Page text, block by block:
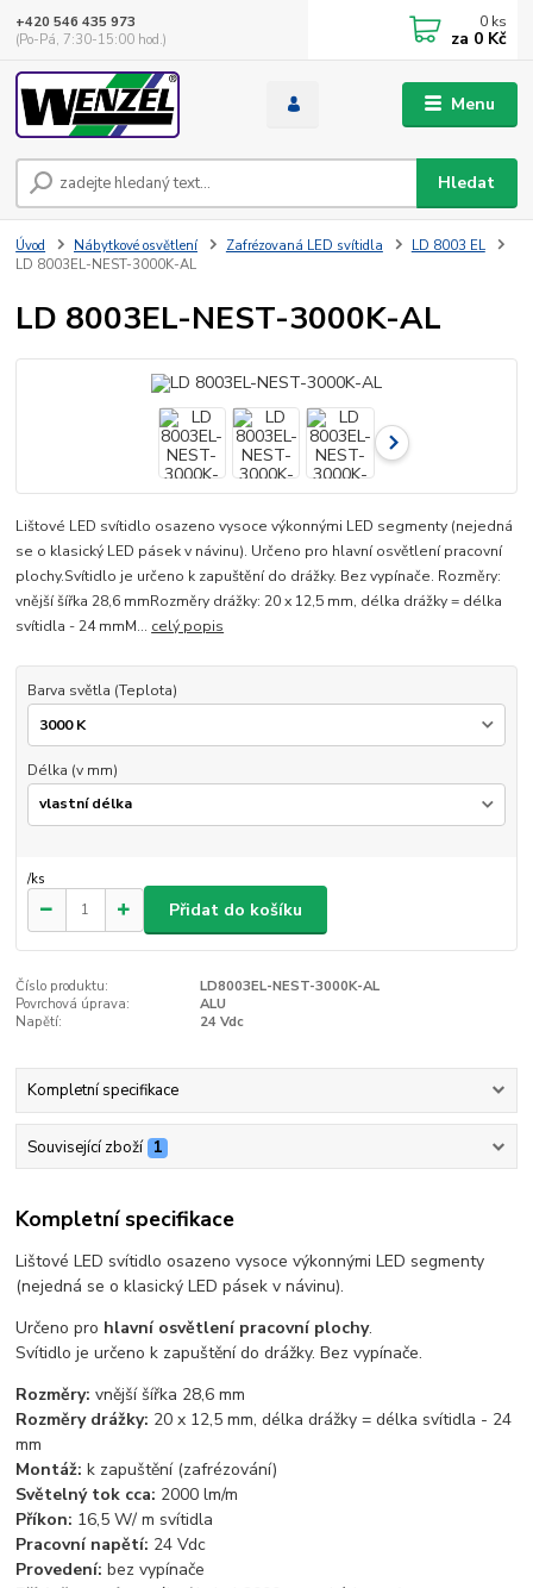
Menu
Hledat
+420 546 435 973
(Po-Pá, 7:30-15:00 hod.)
0 ks
za 0 Kč
Úvod Nábytkové osvětlení Zafrézovaná LED svítidla
LD 8003 EL
LD 8003EL-NEST-3000K-AL
LD 8003EL-NEST-3000K-AL
Lištové LED svítidlo osazeno vysoce výkonnými LED segmenty (nejedná
se o klasický LED pásek v návinu). Určeno pro hlavní osvětlení pracovní
plochy.Svítidlo je určeno k zapuštění do drážky. Bez vypínače. Rozměry:
vnější šířka 28,6 mmRozměry drážky: 20 x 12,5 mm, délka drážky = délka
svítidla - 24 mmM... celý popis
Barva světla (Teplota)
Délka (v mm)
/ks
Přidat do košíku
Číslo produktu:
LD8003EL-NEST-3000K-AL
Povrchová úprava:
ALU
Napětí:
24 Vdc
Kompletní specifikace
Související zboží 1
Kompletní specifikace
Lištové LED svítidlo osazeno vysoce výkonnými LED segmenty
(nejedná se o klasický LED pásek v návinu).
Určeno pro hlavní osvětlení pracovní plochy.
Svítidlo je určeno k zapuštění do drážky. Bez vypínače.
Rozměry: vnější šířka 28,6 mm
Rozměry drážky: 20 x 12,5 mm, délka drážky = délka svítidla - 24
mm
Montáž: k zapuštění (zafrézování)
Světelný tok cca: 2000 lm/m
Příkon: 16,5 W/ m svítidla
Pracovní napětí: 24 Vdc
Provedení:bez vypínače